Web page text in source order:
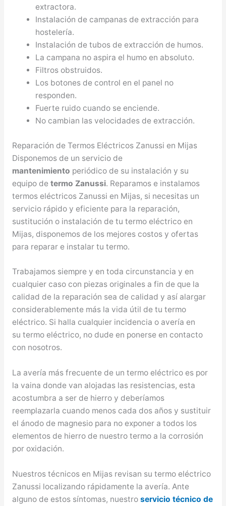
extractora.
Instalación de campanas de extracción para
hostelería.
Instalación de tubos de extracción de humos.
La campana no aspira el humo en absoluto.
Filtros obstruidos.
Los botones de control en el panel no
responden.
Fuerte ruido cuando se enciende.
No cambian las velocidades de extracción.
Reparación de Termos Eléctricos Zanussi en Mijas
Disponemos de un servicio de
mantenimiento periódico de su instalación y su
equipo de termo Zanussi. Reparamos e instalamos
termos eléctricos Zanussi en Mijas, si necesitas un
servicio rápido y eficiente para la reparación,
sustitución o instalación de tu termo eléctrico en
Mijas, disponemos de los mejores costos y ofertas
para reparar e instalar tu termo.
Trabajamos siempre y en toda circunstancia y en
cualquier caso con piezas originales a fin de que la
calidad de la reparación sea de calidad y así alargar
considerablemente más la vida útil de tu termo
eléctrico. Si halla cualquier incidencia o avería en
su termo eléctrico, no dude en ponerse en contacto
con nosotros.
La avería más frecuente de un termo eléctrico es por
la vaina donde van alojadas las resistencias, esta
acostumbra a ser de hierro y deberíamos
reemplazarla cuando menos cada dos años y sustituir
el ánodo de magnesio para no exponer a todos los
elementos de hierro de nuestro termo a la corrosión
por oxidación.
Nuestros técnicos en Mijas revisan su termo eléctrico
Zanussi localizando rápidamente la avería. Ante
alguno de estos síntomas, nuestro servicio técnico de